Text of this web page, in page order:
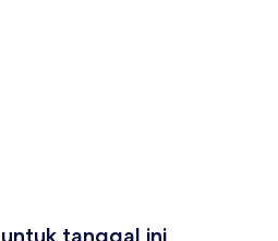
tanggal ini